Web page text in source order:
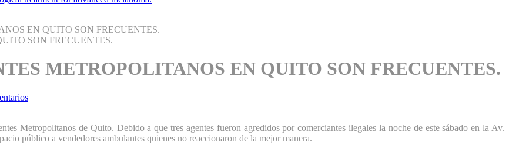
EN QUITO SON FRECUENTES.
METROPOLITANOS EN QUITO SON FRECUENTES.
Metropolitanos de Quito. Debido a que tres agentes fueron agredidos por comerciantes ilegales la noche de este sábado en la Av.
público a vendedores ambulantes quienes no reaccionaron de la mejor manera.